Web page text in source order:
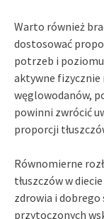
Warto również
dostosować
potrzeb i
aktywne fizycznie
węglowodanów,
powinni zwrócić
proporcji
Równomierne
tłuszczów w
zdrowia i dobrego
przytoczonych